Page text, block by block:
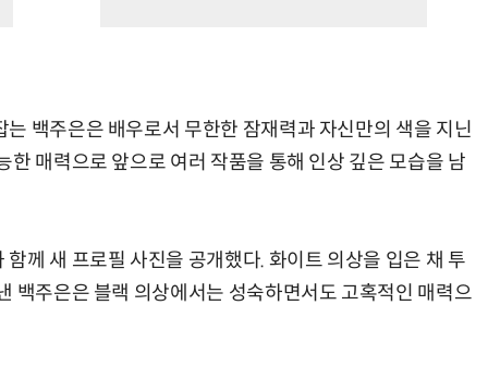
백주은은 배우로서 무한한 잠재력과 자신만의 색을 지닌
매력으로 앞으로 여러 작품을 통해 인상 깊은 모습을 남
께 새 프로필 사진을 공개했다. 화이트 의상을 입은 채 투
백주은은 블랙 의상에서는 성숙하면서도 고혹적인 매력으